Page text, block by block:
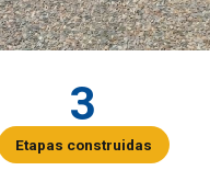
3
Etapas construidas